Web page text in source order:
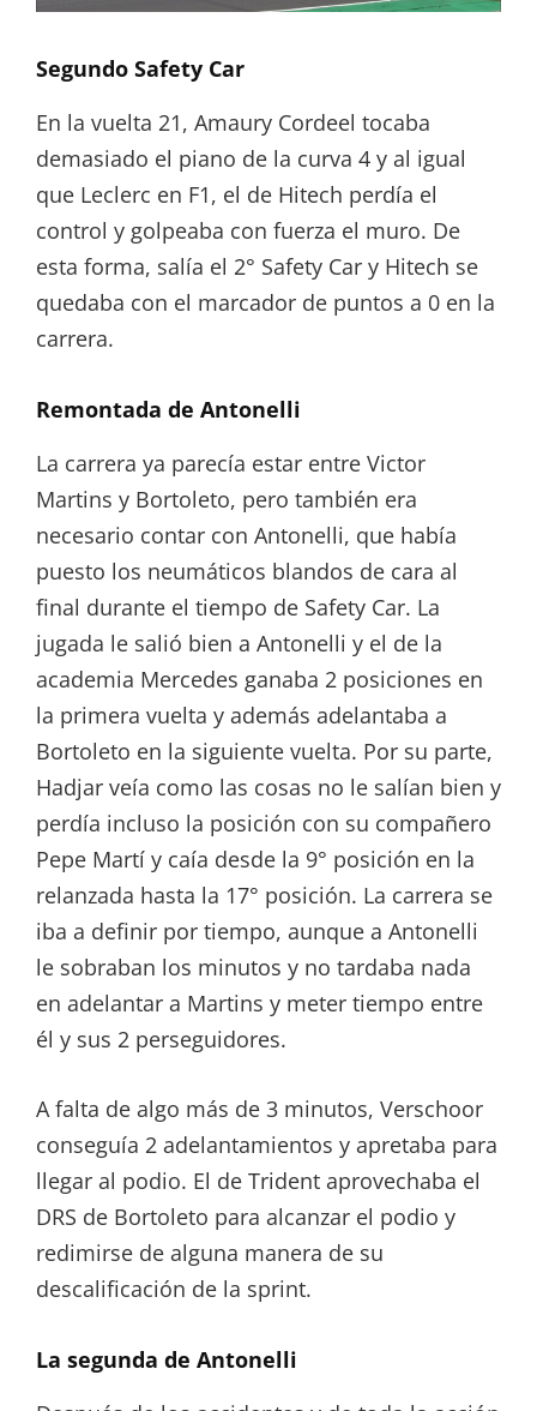
Segundo Safety Car
En la vuelta 21, Amaury Cordeel tocaba
demasiado el piano de la curva 4 y al igual
que Leclerc en F1, el de Hitech perdía el
control y golpeaba con fuerza el muro. De
esta forma, salía el 2° Safety Car y Hitech se
quedaba con el marcador de puntos a 0 en la
carrera.
Remontada de Antonelli
La carrera ya parecía estar entre Victor
Martins y Bortoleto, pero también era
necesario contar con Antonelli, que había
puesto los neumáticos blandos de cara al
final durante el tiempo de Safety Car. La
jugada le salió bien a Antonelli y el de la
academia Mercedes ganaba 2 posiciones en
la primera vuelta y además adelantaba a
Bortoleto en la siguiente vuelta. Por su parte,
Hadjar veía como las cosas no le salían bien y
perdía incluso la posición con su compañero
Pepe Martí y caía desde la 9° posición en la
relanzada hasta la 17° posición. La carrera se
iba a definir por tiempo, aunque a Antonelli
le sobraban los minutos y no tardaba nada
en adelantar a Martins y meter tiempo entre
él y sus 2 perseguidores.
A falta de algo más de 3 minutos, Verschoor
conseguía 2 adelantamientos y apretaba para
llegar al podio. El de Trident aprovechaba el
DRS de Bortoleto para alcanzar el podio y
redimirse de alguna manera de su
descalificación de la sprint.
La segunda de Antonelli